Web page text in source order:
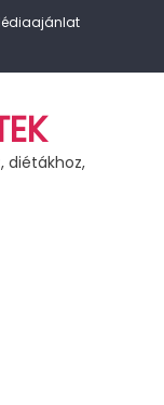
diétákhoz,